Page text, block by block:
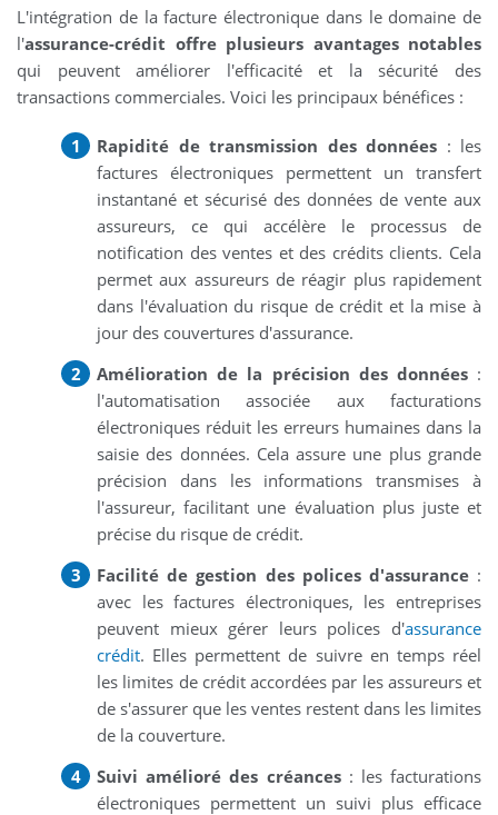
L'intégration de la facture électronique dans le domaine de
l'assurance-crédit offre plusieurs avantages notables
qui peuvent améliorer l'efficacité et la sécurité des
transactions commerciales. Voici les principaux bénéfices :
Rapidité de transmission des données : les
factures électroniques permettent un transfert
instantané et sécurisé des données de vente aux
assureurs, ce qui accélère le processus de
notification des ventes et des crédits clients. Cela
permet aux assureurs de réagir plus rapidement
dans l'évaluation du risque de crédit et la mise à
jour des couvertures d'assurance.
Amélioration de la précision des données:
l'automatisation associée aux facturations
électroniques réduit les erreurs humaines dans la
saisie des données. Cela assure une plus grande
précision dans les informations transmises à
l'assureur, facilitant une évaluation plus juste et
précise du risque de crédit.
Facilité de gestion des polices d'assurance:
avec les factures électroniques, les entreprises
peuvent mieux gérer leurs polices d'assurance
crédit. Elles permettent de suivre en temps réel
les limites de crédit accordées par les assureurs et
de s'assurer que les ventes restent dans les limites
de la couverture.
Suivi amélioré des créances: les facturations
électroniques permettent un suivi plus efficace